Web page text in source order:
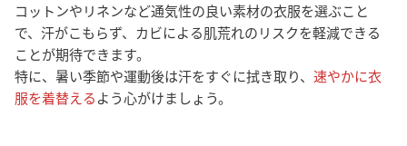
コットンやリネンなど通気性の良い素材の衣服を選ぶこと
で、汗がこもらず、カビによる肌荒れのリスクを軽減できる
ことが期待できます。
特に、暑い季節や運動後は汗をすぐに拭き取り、 速やかに衣
服を着替えるよう心がけましょう。